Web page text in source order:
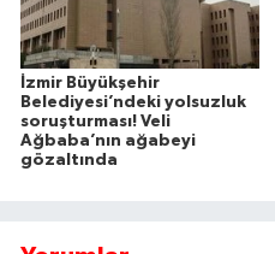
İzmir Büyükşehir
Belediyesi’ndeki yolsuzluk
soruşturması! Veli
Ağbaba’nın ağabeyi
gözaltında